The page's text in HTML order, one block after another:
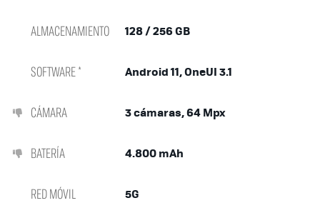
ALMACENAMIENTO 128 / 256 GB
SOFTWARE * Android 11, OneUI 3.1
CÁMARA 3 cámaras, 64 Mpx
BATERÍA 4.800 mAh
RED MÓVIL 5G